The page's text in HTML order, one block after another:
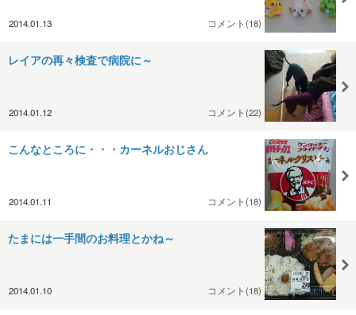
2014.01.13 コメント(18)
レイアの再々検査で病院に～
2014.01.12 コメント(22)
こんなところに・・・カーネルおじさん
2014.01.11 コメント(18)
たまには一手間のお料理とかね～
2014.01.10 コメント(18)